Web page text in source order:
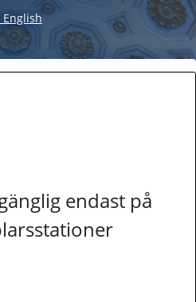
English
endast på